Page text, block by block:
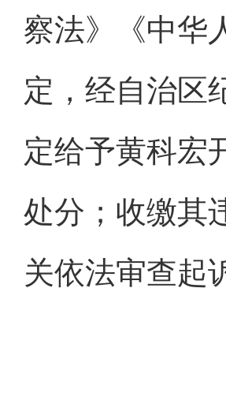
察法》《中华
定，经自治区
定给予黄科宏
处分；收缴其
关依法审查起